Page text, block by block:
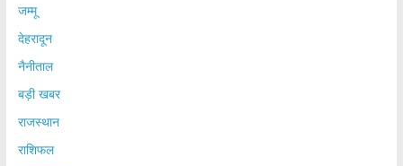
जम्मू
देहरादून
नैनीताल
बड़ी खबर
राजस्थान
राशिफल